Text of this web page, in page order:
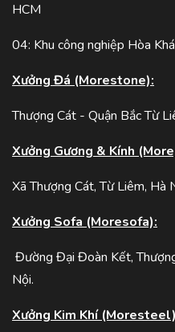
HCM
04: Khu công nghiệp Hòa
Xưởng Đá (Morestone):
Thượng Cát - Quận Bắc Từ
Xưởng Gương & Kính
Xã Thượng Cát, Từ Liêm, Hà
Xưởng Sofa (Moresofa):
Đường Đại Đoàn Kết,
Nội.
Xưởng Kim Khí